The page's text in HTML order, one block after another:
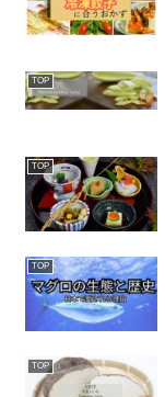
TOP
TOP
TOP
TOP